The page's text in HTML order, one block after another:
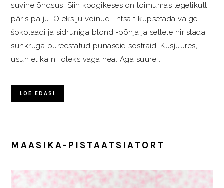
suvine õndsus! Siin koogikeses on toimumas tegelikult
päris palju. Oleks ju võinud lihtsalt küpsetada valge
šokolaadi ja sidruniga blondi-põhja ja sellele niristada
suhkruga püreestatud punaseid sõstraid. Kusjuures,
usun et ka nii oleks väga hea. Aga suure ...
LOE EDASI
MAASIKA-PISTAATSIATORT